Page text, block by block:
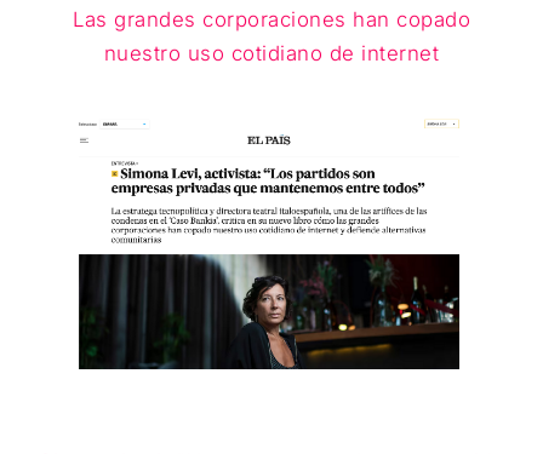
Las grandes corporaciones han copado
nuestro uso cotidiano de internet